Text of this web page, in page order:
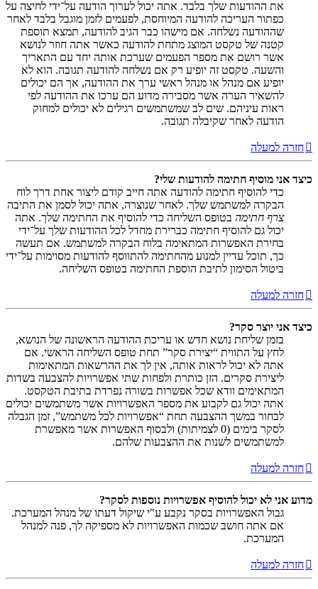
את ההודעות שלך בלבד. אתה יכול לערוך הודעה על־ידי לחיצה על
כפתור העריכה להודעה המיוחסת, לפעמים לזמן מוגבל בלבד לאחר
שההודעה נשלחה. אם מישהו כבר הגיב להודעה, תמצא תוספת
קטנה של טקסט המוצג מתחת להודעה כאשר אתה חוזר לנושא
אשר רושם את מספר הפעמים שערכת אותה יחד עם התאריך
והשעה. טקסט זה יופיע רק אם נשלחה להודעה תגובה. הוא לא
יופיע אם מנהל או מנהל ראשי ערך את ההודעה, אך הם יכולים
להשאיר הערה אשר מסבירה מדוע הם ערכו את ההודעה לפי
ראות עיניהם. שים לב שמשתמשים רגילים לא יכולים למחוק
הודעה לאחר שקיבלה תגובה.
חזרה למעלה
כיצד אני מוסיף חתימה להודעות שלי?
כדי להוסיף חתימה להודעה אתה חייב קודם ליצור אחת דרך לוח
הבקרה למשתמש שלך. לאחר שנוצרה, אתה יכול לסמן את התיבה
צרף חתימה בטופס השליחה כדי להוסיף את החתימה שלך. אתה
יכול גם להוסיף חתימה כברירת מחדל לכל ההודעות שלך על־ידי
בחירת האפשרות המתאימה בלוח הבקרה למשתמש. אם תעשה
כך, תוכל עדיין למנוע מהחתימה להתווסף להודעות מסוימות על־ידי
ביטול הסימון לתיבת הוספת החתימה בטופס השליחה.
חזרה למעלה
כיצד אני יוצר סקר?
בזמן שליחת נושא חדש או עריכת ההודעה הראשונה של הנושא,
לחץ על התווית “יצירת סקר” תחת טופס השליחה הראשי. אם
אתה לא יכול לראות אותה, אין לך את ההרשאות המתאימות
ליצירת סקרים. הזן כותרת ולפחות שתי אפשרויות להצבעה בשדות
המתאימים וודא שכל אפשרות בשורה נפרדת בתיבת הטקסט.
אתה יכול גם לקבוע את מספר האפשרויות אשר משתמשים יכולים
לבחור במשך ההצבעה תחת “אפשרויות לכל משתמש”, זמן הגבלה
לסקר בימים (0 לצמיתות) ולבסוף האפשרות אשר מאפשרת
למשתמשים לשנות את ההצבעות שלהם.
חזרה למעלה
מדוע אני לא יכול להוסיף אפשרויות נוספות לסקר?
גבול האפשרויות בסקר נקבע ע"י שיקול דעתו של מנהל המערכת.
אם אתה חושב שכמות האפשרויות לא מספיקה לך, פנה למנהל
המערכת.
חזרה למעלה